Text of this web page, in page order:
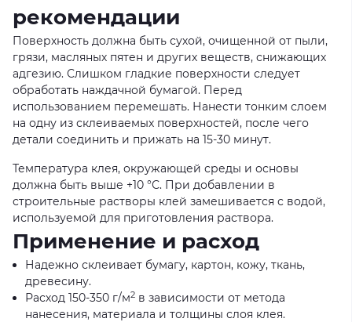
рекомендации
Поверхность должна быть сухой, очищенной от пыли,
грязи, масляных пятен и других веществ, снижающих
адгезию. Слишком гладкие поверхности следует
обработать наждачной бумагой. Перед
использованием перемешать. Нанести тонким слоем
на одну из склеиваемых поверхностей, после чего
детали соединить и прижать на 15-30 минут.
Температура клея, окружающей среды и основы
должна быть выше +10 °С. При добавлении в
строительные растворы клей замешивается с водой,
используемой для приготовления раствора.
Применение и расход
Надежно склеивает бумагу, картон, кожу, ткань,
древесину.
Расход 150-350 г/м2 в зависимости от метода
нанесения, материала и толщины слоя клея.